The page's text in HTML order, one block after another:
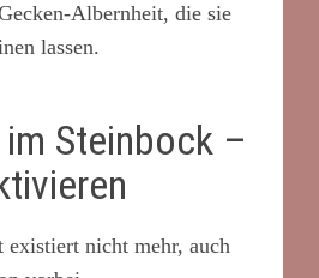
Albernheit, die sie
lassen.
Steinbock –
existiert nicht mehr, auch